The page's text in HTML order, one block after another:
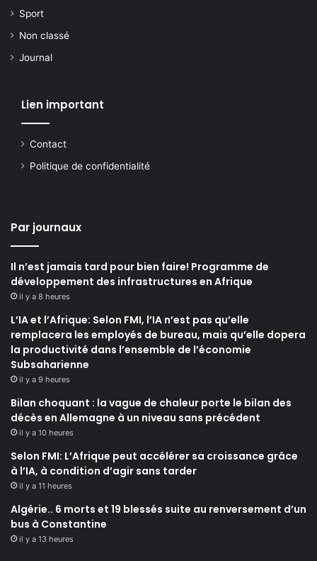
Sport
Non classé
Journal
Lien important
Contact
Politique de confidentialité
Par journaux
Il n’est jamais tard pour bien faire! Programme de
développement des infrastructures en Afrique
il y a 8 heures
L’IA et l’Afrique: Selon FMI, l’IA n’est pas qu’elle
remplacera les employés de bureau, mais qu’elle dopera
la productivité dans l’ensemble de l’économie
Subsaharienne
il y a 9 heures
Bilan choquant : la vague de chaleur porte le bilan des
décès en Allemagne à un niveau sans précédent
il y a 10 heures
Selon FMI: L’Afrique peut accélérer sa croissance grâce
à l’IA, à condition d’agir sans tarder
il y a 11 heures
Algérie.. 6 morts et 19 blessés suite au renversement d’un
bus à Constantine
il y a 13 heures